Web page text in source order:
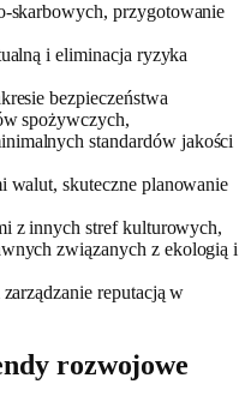
skarbowych, przygotowanie
i eliminacja ryzyka
bezpieczeństwa
spożywczych,
standardów jakości
walut, skuteczne planowanie
z innych stref kulturowych,
związanych z ekologią i
reputacją w
rozwojowe